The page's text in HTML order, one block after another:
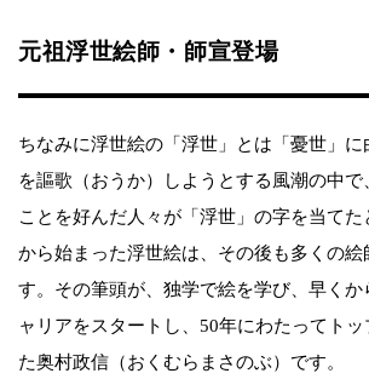
元祖浮世絵師・師宣登場
ちなみに浮世絵の「浮世」とは「憂世」
を謳歌（おうか）しようとする風潮の中
ことを好んだ人々が「浮世」の字を当て
から始まった浮世絵は、その後も多くの絵
す。その筆頭が、独学で絵を学び、早くか
ャリアをスタートし、50年にわたってト
た奥村政信（おくむらまさのぶ）です。